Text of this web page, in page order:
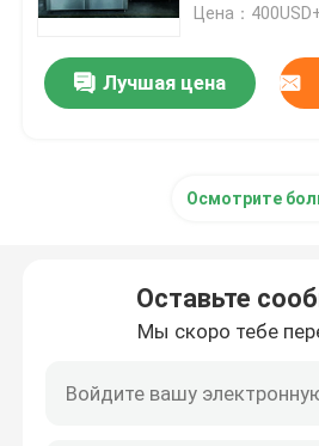
Цена：
Лучшая цена
Осмотрите
Оставьте
Мы скоро тебе